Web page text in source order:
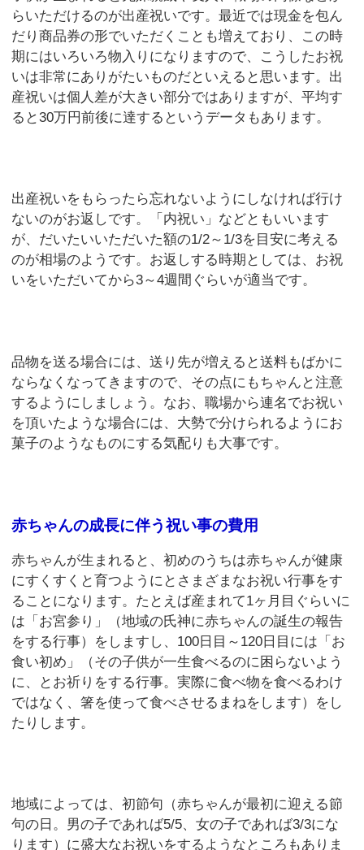
らいただけるのが出産祝いです。最近では現金を包ん
だり商品券の形でいただくことも増えており、この時
期にはいろいろ物入りになりますので、こうしたお祝
いは非常にありがたいものだといえると思います。出
産祝いは個人差が大きい部分ではありますが、平均す
ると30万円前後に達するというデータもあります。
出産祝いをもらったら忘れないようにしなければ行け
ないのがお返しです。「内祝い」などともいいます
が、だいたいいただいた額の1/2～1/3を目安に考える
のが相場のようです。お返しする時期としては、お祝
いをいただいてから3～4週間ぐらいが適当です。
品物を送る場合には、送り先が増えると送料もばかに
ならなくなってきますので、その点にもちゃんと注意
するようにしましょう。なお、職場から連名でお祝い
を頂いたような場合には、大勢で分けられるようにお
菓子のようなものにする気配りも大事です。
赤ちゃんの成長に伴う祝い事の費用
赤ちゃんが生まれると、初めのうちは赤ちゃんが健康
にすくすくと育つようにとさまざまなお祝い行事をす
ることになります。たとえば産まれて1ヶ月目ぐらいに
は「お宮参り」（地域の氏神に赤ちゃんの誕生の報告
をする行事）をしますし、100日目～120日目には「お
食い初め」（その子供が一生食べるのに困らないよう
に、とお祈りをする行事。実際に食べ物を食べるわけ
ではなく、箸を使って食べさせるまねをします）をし
たりします。
地域によっては、初節句（赤ちゃんが最初に迎える節
句の日。男の子であれば5/5、女の子であれば3/3にな
ります）に盛大なお祝いをするようなところもありま